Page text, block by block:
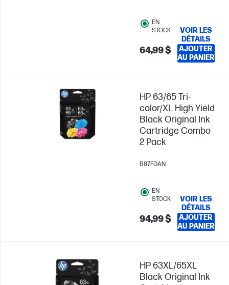
EN
STOCK
64,99 $
VOIR LES
DÉTAILS
AJOUTER
AU PANIER
HP 63/65 Tri-
color/XL High Yield
Black Original Ink
Cartridge Combo
2 Pack
B87FDAN
EN
STOCK
94,99 $
VOIR LES
DÉTAILS
AJOUTER
AU PANIER
HP 63XL/65XL
Black Original Ink